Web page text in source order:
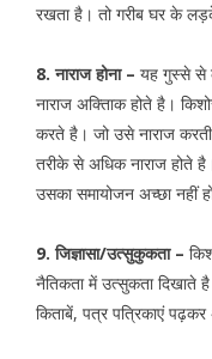
रखता है। तो गरीब घर के
8. नाराज होना – यह गुस्से से
नाराज अक्तिाक होते है।
करते है। जो उसे नाराज
तरीके से अधिक नाराज होते
उसका समायोजन अच्छा नहीं
9. जिज्ञासा/उत्सुकुकता –
नैतिकता में उत्सुकता दिखाते
किताबें, पत्र पत्रिकाएं पढ़कर